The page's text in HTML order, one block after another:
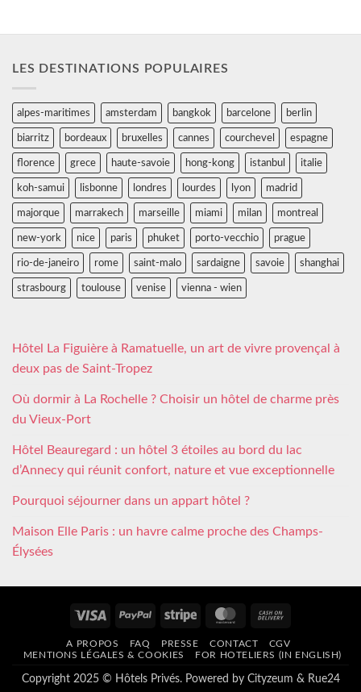
LES DESTINATIONS POPULAIRES
alpes-maritimes amsterdam bangkok barcelone berlin
biarritz bordeaux bruxelles cannes courchevel espagne
florence grece haute-savoie hong-kong istanbul italie
koh-samui lisbonne londres lourdes lyon madrid
majorque marrakech marseille miami milan montreal
new-york nice paris phuket porto-vecchio prague
rio-de-janeiro rome saint-malo sardaigne savoie shanghai
strasbourg toulouse venise vienna - wien
Hôtel La Figuière à Ramatuelle, un art de vivre provençal à
deux pas de Saint-Tropez
Où dormir à La Rochelle ? Choisir un hôtel de charme près
du Vieux-Port
Hôtel Beauregard : un hôtel 3 étoiles au bord du lac
d’Annecy qui réunit confort, nature et vue exceptionnelle
Pourquoi séjourner dans un appart hôtel ?
Maison Elle Paris : un havre calme proche des Champs-
Élysées
Visa PayPal Stripe MasterCard
Delivery
A PROPOS FAQ PRESSE CONTACT
CGV
MENTIONS LÉGALES & COOKIES
FOR HOTELIERS (IN ENGLISH)
Copyright 2025 © Hôtels Privés. Powered by Cityzeum & Rue24